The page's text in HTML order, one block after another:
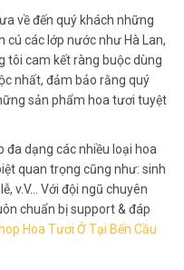
về đến quý khách những
các lớp nước như Hà Lan,
tôi cam kết ràng buộc dùng
nhất, đảm bảo rằng quý
sản phẩm hoa tươi tuyệt
đa dạng các nhiều loại hoa
quan trọng cũng như: sinh
v.V… Với đội ngũ chuyên
chuẩn bị support & đáp
Hoa Tươi Ở Tại Bến Cầu